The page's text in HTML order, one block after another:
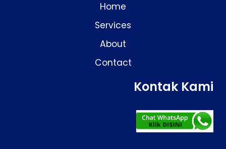
Home
Services
About
Contact
Kontak Kami